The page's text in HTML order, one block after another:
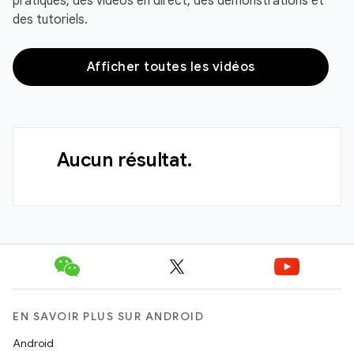
des tutoriels.
Afficher toutes les vidéos
Aucun résultat.
EN SAVOIR PLUS SUR ANDROID
Android